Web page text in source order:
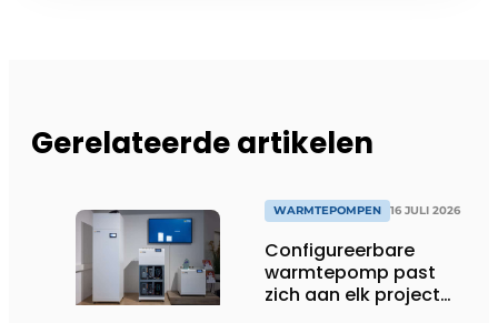
Gerelateerde artikelen
WARMTEPOMPEN 16 JULI 2026
Configureerbare
warmtepomp past
zich aan elk project